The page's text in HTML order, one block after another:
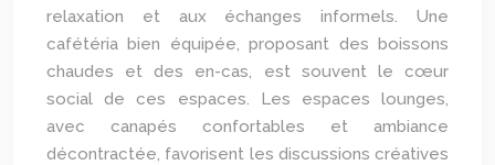
relaxation et aux échanges informels. Une
cafétéria bien équipée, proposant des boissons
chaudes et des en-cas, est souvent le cœur
social de ces espaces. Les espaces lounges,
avec canapés confortables et ambiance
décontractée, favorisent les discussions créatives